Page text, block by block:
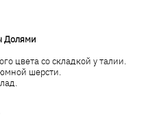
Долями
цвета со складкой у талии.
шерсти.